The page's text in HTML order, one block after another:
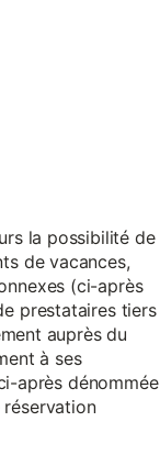
la possibilité de
de vacances,
(ci-après
prestataires tiers
auprès du
à ses
après dénommée